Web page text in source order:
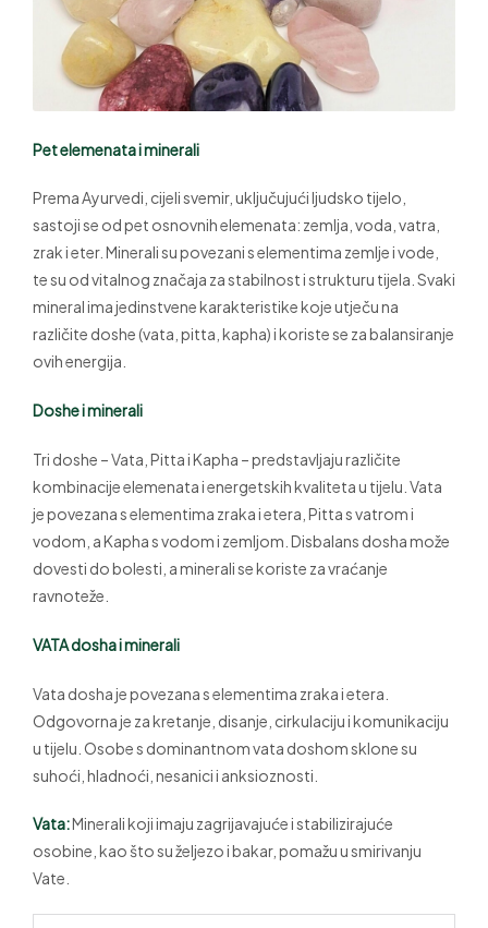
Pet elemenata i minerali
Prema Ayurvedi, cijeli svemir, uključujući ljudsko tijelo,
sastoji se od pet osnovnih elemenata: zemlja, voda, vatra,
zrak i eter. Minerali su povezani s elementima zemlje i vode,
te su od vitalnog značaja za stabilnost i strukturu tijela. Svaki
mineral ima jedinstvene karakteristike koje utječu na
različite doshe (vata, pitta, kapha) i koriste se za balansiranje
ovih energija.
Doshe i minerali
Tri doshe – Vata, Pitta i Kapha – predstavljaju različite
kombinacije elemenata i energetskih kvaliteta u tijelu. Vata
je povezana s elementima zraka i etera, Pitta s vatrom i
vodom, a Kapha s vodom i zemljom. Disbalans dosha može
dovesti do bolesti, a minerali se koriste za vraćanje
ravnoteže.
VATA dosha i minerali
Vata dosha je povezana s elementima zraka i etera.
Odgovorna je za kretanje, disanje, cirkulaciju i komunikaciju
u tijelu. Osobe s dominantnom vata doshom sklone su
suhoći, hladnoći, nesanici i anksioznosti.
Vata:Minerali koji imaju zagrijavajuće i stabilizirajuće
osobine, kao što su željezo i bakar, pomažu u smirivanju
Vate.